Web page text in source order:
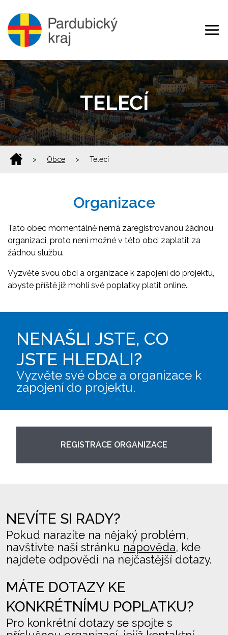
TELECÍ
> Obce > Telecí
Organizace
Tato obec momentálně nemá zaregistrovanou žádnou
organizaci, proto není možné v této obci zaplatit za
žádnou službu.
Vyzvěte svou obci a organizace k zapojení do projektu,
abyste příště již mohli své poplatky platit online.
NENAŠLI JSTE, CO
JSTE HLEDALI?
Vyzvěte své obce a organizace k
zapojení do projektu.
REGISTRACE ORGANIZACE
NEVÍTE SI RADY?
Pokud narazíte na nějaký problém,
navštivte naši stránku nápověda, kde
najdete odpovědi na nejčastější dotazy.
MÁTE DOTAZY KE
KONKRÉTNÍMU POPLATKU?
Pro konkrétní dotazy se spojte s